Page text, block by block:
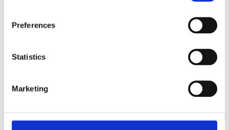
Preferences
Statistics
Marketing
Omdömen